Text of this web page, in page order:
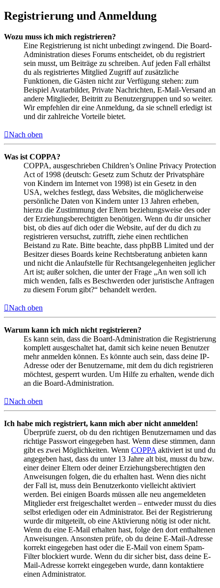
Registrierung und Anmeldung
Wozu muss ich mich registrieren?
Eine Registrierung ist nicht unbedingt zwingend. Die Board-
Administration dieses Forums entscheidet, ob du registriert
sein musst, um Beiträge zu schreiben. Auf jeden Fall erhältst
du als registriertes Mitglied Zugriff auf zusätzliche
Funktionen, die Gästen nicht zur Verfügung stehen: zum
Beispiel Avatarbilder, Private Nachrichten, E-Mail-Versand an
andere Mitglieder, Beitritt zu Benutzergruppen und so weiter.
Wir empfehlen dir eine Anmeldung, da sie schnell erledigt ist
und dir zahlreiche Vorteile bietet.
Nach oben
Was ist COPPA?
COPPA, ausgeschrieben Children’s Online Privacy Protection
Act of 1998 (deutsch: Gesetz zum Schutz der Privatsphäre
von Kindern im Internet von 1998) ist ein Gesetz in den
USA, welches festlegt, dass Websites, die möglicherweise
persönliche Daten von Kindern unter 13 Jahren erheben,
hierzu die Zustimmung der Eltern beziehungsweise des oder
der Erziehungsberechtigten benötigen. Wenn du dir unsicher
bist, ob dies auf dich oder die Website, auf der du dich zu
registrieren versuchst, zutrifft, ziehe einen rechtlichen
Beistand zu Rate. Bitte beachte, dass phpBB Limited und der
Besitzer dieses Boards keine Rechtsberatung anbieten kann
und nicht die Anlaufstelle für Rechtsangelegenheiten jeglicher
Art ist; außer solchen, die unter der Frage „An wen soll ich
mich wenden, falls es Beschwerden oder juristische Anfragen
zu diesem Forum gibt?“ behandelt werden.
Nach oben
Warum kann ich mich nicht registrieren?
Es kann sein, dass die Board-Administration die Registrierung
komplett ausgeschaltet hat, damit sich keine neuen Benutzer
mehr anmelden können. Es könnte auch sein, dass deine IP-
Adresse oder der Benutzername, mit dem du dich registrieren
möchtest, gesperrt wurden. Um Hilfe zu erhalten, wende dich
an die Board-Administration.
Nach oben
Ich habe mich registriert, kann mich aber nicht anmelden!
Überprüfe zuerst, ob du den richtigen Benutzernamen und das
richtige Passwort eingegeben hast. Wenn diese stimmen, dann
gibt es zwei Möglichkeiten. Wenn COPPA aktiviert ist und du
angegeben hast, dass du unter 13 Jahre alt bist, musst du bzw.
einer deiner Eltern oder deiner Erziehungsberechtigten den
Anweisungen folgen, die du erhalten hast. Wenn dies nicht
der Fall ist, muss dein Benutzerkonto vielleicht aktiviert
werden. Bei einigen Boards müssen alle neu angemeldeten
Mitglieder erst freigeschaltet werden – entweder musst du dies
selbst erledigen oder ein Administrator. Bei der Registrierung
wurde dir mitgeteilt, ob eine Aktivierung nötig ist oder nicht.
Wenn du eine E-Mail erhalten hast, folge den dort enthaltenen
Anweisungen. Ansonsten prüfe, ob du deine E-Mail-Adresse
korrekt eingegeben hast oder die E-Mail von einem Spam-
Filter blockiert wurde. Wenn du dir sicher bist, dass deine E-
Mail-Adresse korrekt eingegeben wurde, dann kontaktiere
einen Administrator.